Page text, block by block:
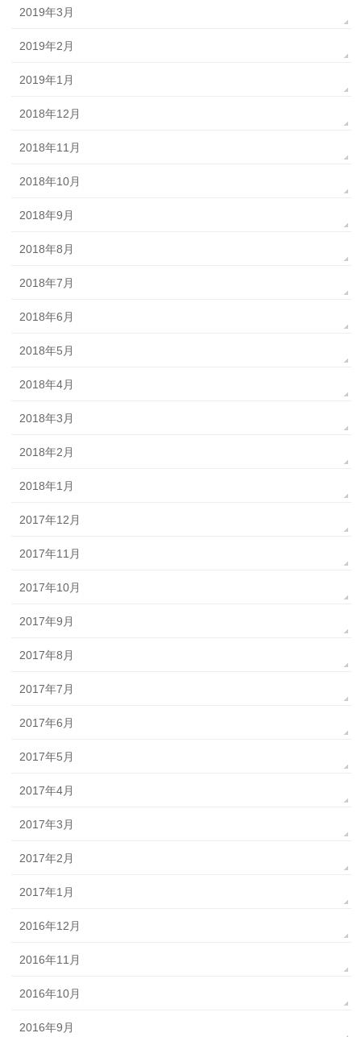
2019年3月
2019年2月
2019年1月
2018年12月
2018年11月
2018年10月
2018年9月
2018年8月
2018年7月
2018年6月
2018年5月
2018年4月
2018年3月
2018年2月
2018年1月
2017年12月
2017年11月
2017年10月
2017年9月
2017年8月
2017年7月
2017年6月
2017年5月
2017年4月
2017年3月
2017年2月
2017年1月
2016年12月
2016年11月
2016年10月
2016年9月